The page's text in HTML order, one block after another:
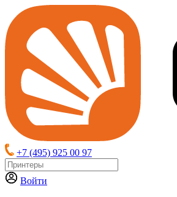
+7 (495) 925 00 97
Войти